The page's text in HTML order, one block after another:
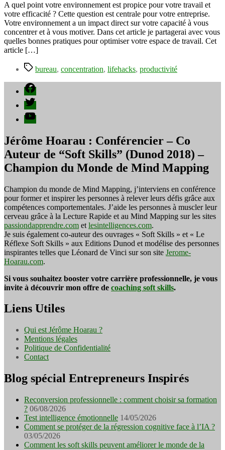
travail,
allié
de
votre
efficacité
A quel point votre environnement est propice pour votre travail et
votre efficacité ? Cette question est centrale pour votre entreprise.
Votre environnement a un impact direct sur votre capacité à vous
concentrer et à vous motiver. Dans cet article je partagerai avec vous
quelles bonnes pratiques pour optimiser votre espace de travail. Cet
article […]
Étiquettes
bureau, concentration, lifehacks, productivité
Facebook
Twitter
YouTube
Jérôme Hoarau : Conférencier – Co
Auteur de “Soft Skills” (Dunod 2018) –
Champion du Monde de Mind Mapping
Champion du monde de Mind Mapping, j’interviens en conférence
pour former et inspirer les personnes à relever leurs défis grâce aux
compétences comportementales. J’aide les personnes à muscler leur
cerveau grâce à la Lecture Rapide et au Mind Mapping sur les sites
passiondapprendre.com et lesintelligences.com.
Je suis également co-auteur des ouvrages « Soft Skills » et « Le
Réflexe Soft Skills » aux Editions Dunod et modélise des personnes
inspirantes telles que Léonard de Vinci sur son site Jerome-
Hoarau.com.
Si vous souhaitez booster votre carrière professionnelle, je vous
invite à découvrir mon offre de coaching soft skills.
Liens Utiles
Qui est Jérôme Hoarau ?
Mentions légales
Politique de Confidentialité
Contact
Blog spécial Entrepreneurs Inspirés
Reconversion professionnelle : comment choisir sa formation
? 06/08/2026
Test intelligence émotionnelle 14/05/2026
Comment se protéger de la régression cognitive face à l’IA ?
03/05/2026
Comment les soft skills peuvent améliorer le monde de la